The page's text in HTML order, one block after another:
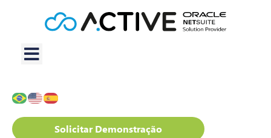
Solicitar Demonstração